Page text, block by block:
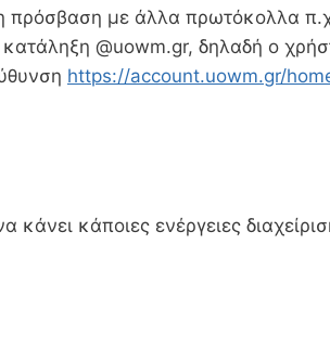
πρόσβαση με άλλα πρωτόκολλα
κατάληξη @uowm.gr, δηλαδή ο
https://account.uowm.gr/
κάποιες ενέργειες